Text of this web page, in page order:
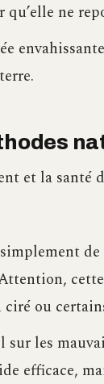
ne
et la
de
ciré ou
les
efficace,